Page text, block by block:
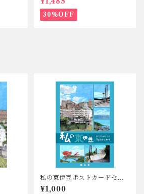
30%OFF
私の東伊豆ポストカードセッ
ト
¥1,000